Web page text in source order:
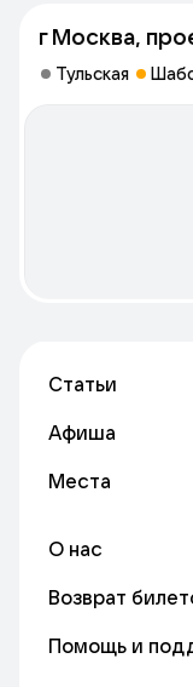
г Москва,
Тульская
Статьи
Афиша
Места
О нас
Возврат
Помощь и